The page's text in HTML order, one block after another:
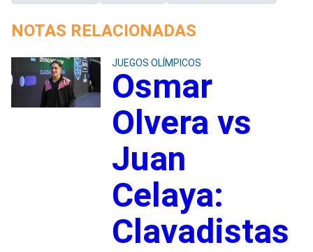
NOTAS RELACIONADAS
JUEGOS OLÍMPICOS
Osmar
Olvera vs
Juan
Celaya:
Clavadistas